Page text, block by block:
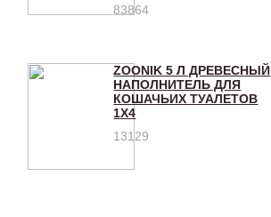
83864
ZOONIK 5 Л ДРЕВЕСНЫЙ
НАПОЛНИТЕЛЬ ДЛЯ
КОШАЧЬИХ ТУАЛЕТОВ
1Х4
13129